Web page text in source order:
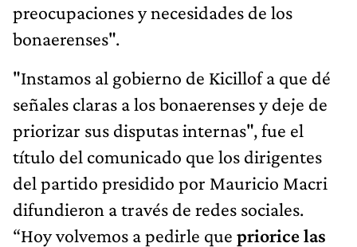
preocupaciones y necesidades de los
bonaerenses".
"Instamos al gobierno de Kicillof a que dé
señales claras a los bonaerenses y deje de
priorizar sus disputas internas", fue el
título del comunicado que los dirigentes
del partido presidido por Mauricio Macri
difundieron a través de redes sociales.
“Hoy volvemos a pedirle que priorice las